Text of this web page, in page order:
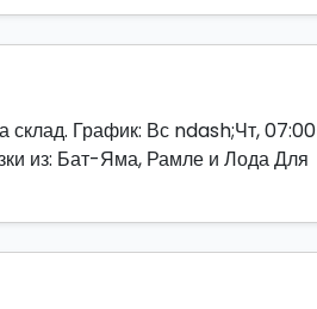
График: Вс ndash;Чт, 07:00
из: Бат-Яма, Рамле и Лода Для